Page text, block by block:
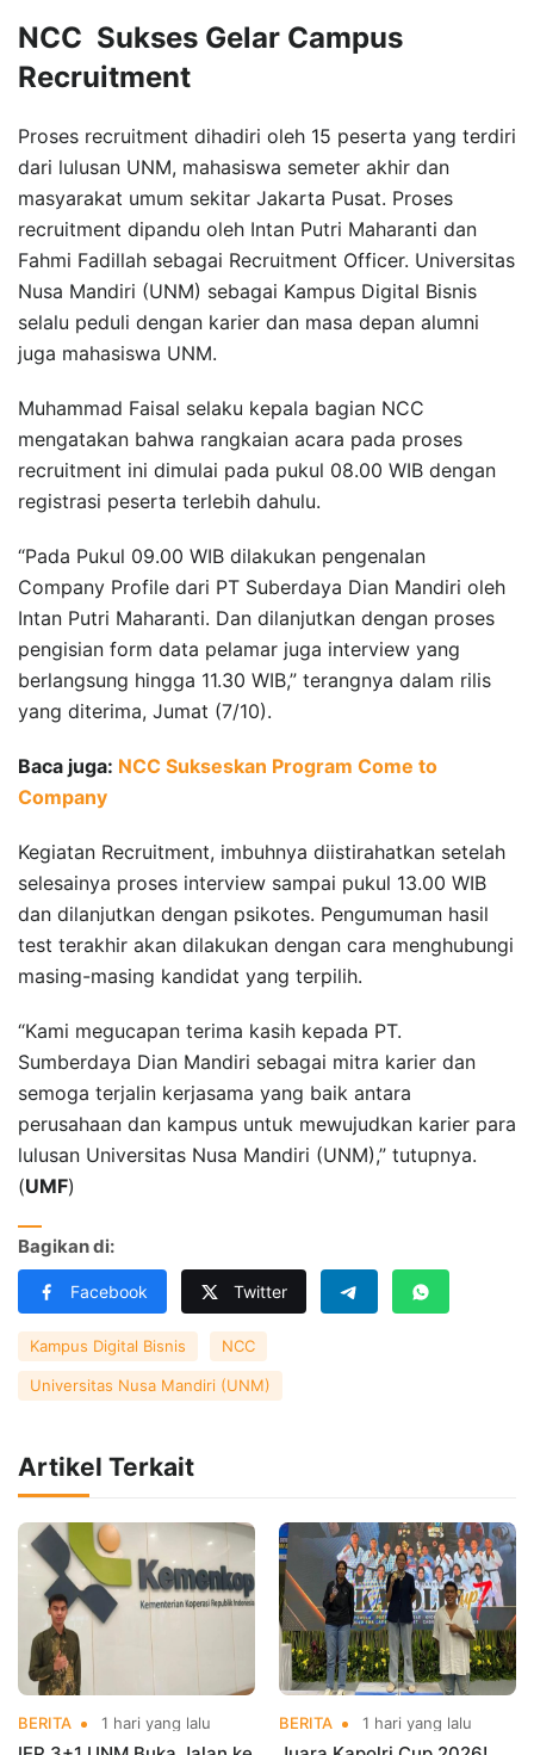
NCC Sukses Gelar Campus
Recruitment
Proses recruitment dihadiri oleh 15 peserta yang terdiri
dari lulusan UNM, mahasiswa semeter akhir dan
masyarakat umum sekitar Jakarta Pusat. Proses
recruitment dipandu oleh Intan Putri Maharanti dan
Fahmi Fadillah sebagai Recruitment Officer. Universitas
Nusa Mandiri (UNM) sebagai Kampus Digital Bisnis
selalu peduli dengan karier dan masa depan alumni
juga mahasiswa UNM.
Muhammad Faisal selaku kepala bagian NCC
mengatakan bahwa rangkaian acara pada proses
recruitment ini dimulai pada pukul 08.00 WIB dengan
registrasi peserta terlebih dahulu.
“Pada Pukul 09.00 WIB dilakukan pengenalan
Company Profile dari PT Suberdaya Dian Mandiri oleh
Intan Putri Maharanti. Dan dilanjutkan dengan proses
pengisian form data pelamar juga interview yang
berlangsung hingga 11.30 WIB,” terangnya dalam rilis
yang diterima, Jumat (7/10).
Baca juga: NCC Sukseskan Program Come to
Company
Kegiatan Recruitment, imbuhnya diistirahatkan setelah
selesainya proses interview sampai pukul 13.00 WIB
dan dilanjutkan dengan psikotes. Pengumuman hasil
test terakhir akan dilakukan dengan cara menghubungi
masing-masing kandidat yang terpilih.
“Kami megucapan terima kasih kepada PT.
Sumberdaya Dian Mandiri sebagai mitra karier dan
semoga terjalin kerjasama yang baik antara
perusahaan dan kampus untuk mewujudkan karier para
lulusan Universitas Nusa Mandiri (UNM),” tutupnya.
(UMF)
Bagikan di:
Facebook Twitter
Kampus Digital Bisnis NCC
Universitas Nusa Mandiri (UNM)
Artikel Terkait
BERITA 1 hari yang lalu BERITA 1 hari yang lalu